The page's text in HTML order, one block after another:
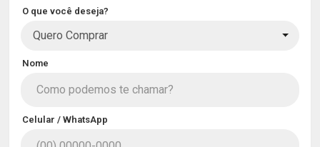
O que você deseja?
Quero Comprar
Nome
Celular / WhatsApp